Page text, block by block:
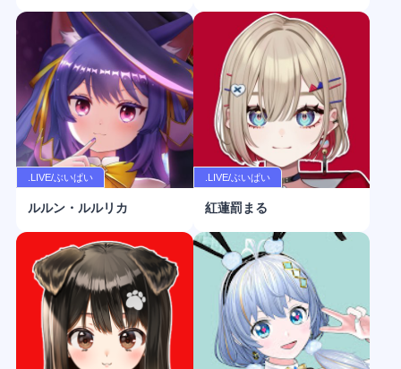
.LIVE/ぶいぱい
ルルン・ルルリカ
.LIVE/ぶいぱい
紅蓮罰まる